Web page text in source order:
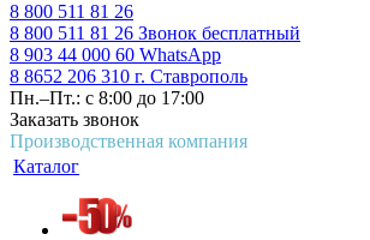
8 800 511 81 26
8 800 511 81 26 Звонок бесплатный
8 903 44 000 60 WhatsАpp
8 8652 206 310 г. Ставрополь
Пн.–Пт.: с 8:00 до 17:00
Заказать звонок
Производственная компания
Каталог